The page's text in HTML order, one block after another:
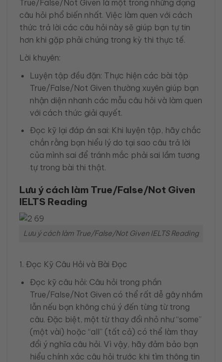
True/False/Not Given là một trong những dạng
câu hỏi phổ biến nhất. Việc làm quen với cách
thức trả lời các câu hỏi này sẽ giúp bạn tự tin
hơn khi gặp phải chúng trong kỳ thi thực tế.
Lời khuyên:
Luyện tập đều đặn: Thực hiện các bài tập
True/False/Not Given thường xuyên giúp bạn
nhận diện nhanh các mẫu câu hỏi và làm quen
với cách thức giải quyết.
Đọc kỹ lại đáp án sai: Khi luyện tập, hãy chắc
chắn rằng bạn hiểu lý do tại sao câu trả lời
của mình sai để tránh mắc phải sai lầm tương
tự trong bài thi thật.
Lưu ý cách làm True/False/Not Given
IELTS Reading
Lưu ý cách làm True/False/Not Given IELTS Reading
1. Đọc Kỹ Câu Hỏi và Bài Đọc
Đọc kỹ câu hỏi: Câu hỏi trong phần
True/False/Not Given có thể rất dễ gây nhầm
lẫn nếu bạn không chú ý đến từng từ trong
câu. Đặc biệt, một từ thay đổi nhỏ như “some”
(một vài) hoặc “all” (tất cả) có thể làm thay
đổi ý nghĩa câu hỏi. Vì vậy, hãy đảm bảo bạn
hiểu chính xác câu hỏi trước khi tìm thông tin